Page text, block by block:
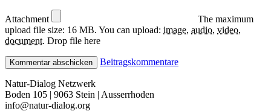
Attachment
The maximum
upload file size: 16 MB. You can upload: image, audio, video,
document. Drop file here
Beitragskommentare
Natur-Dialog Netzwerk
Boden 105 | 9063 Stein | Ausserrhoden
info@natur-dialog.org